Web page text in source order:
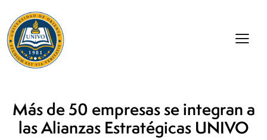
Más de 50 empresas se integran a
las Alianzas Estratégicas UNIVO